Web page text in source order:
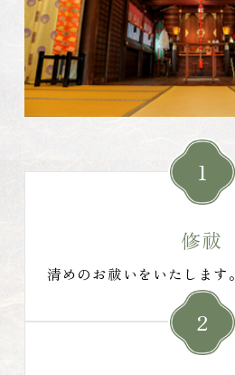
1
修祓
清めのお祓いをいたします。
2